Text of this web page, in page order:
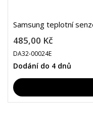
Samsung teplotní
485,00 Kč
DA32-00024E
Dodání do 4 dnů